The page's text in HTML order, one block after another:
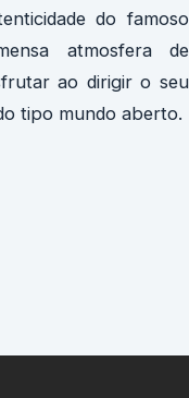
do famoso
atmosfera de
ao dirigir o seu
tipo mundo aberto.